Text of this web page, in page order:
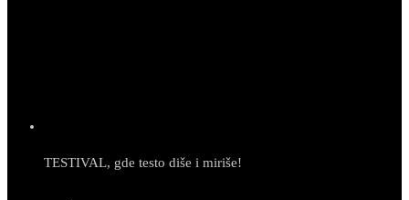
TESTIVAL, gde testo diše i miriše!